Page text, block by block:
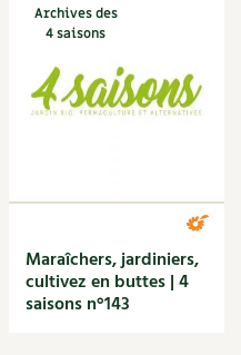
Archives des
4 saisons
Maraîchers, jardiniers,
cultivez en buttes | 4
saisons n°143